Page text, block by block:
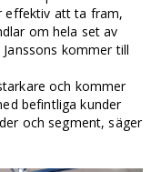
effektiv att ta fram,
om hela set av
kommer till
och kommer
befintliga kunder
och segment, säger